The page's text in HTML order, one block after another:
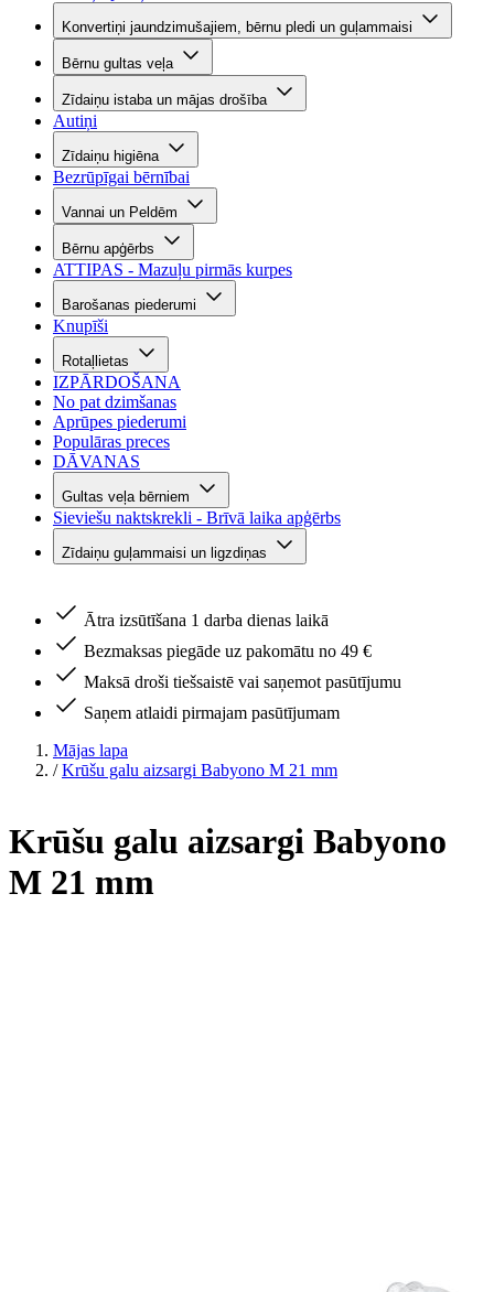
Konvertiņi jaundzimušajiem, bērnu pledi un guļammaisi
Bērnu gultas veļa
Zīdaiņu istaba un mājas drošība
Autiņi
Zīdaiņu higiēna
Bezrūpīgai bērnībai
Vannai un Peldēm
Bērnu apģērbs
ATTIPAS - Mazuļu pirmās kurpes
Barošanas piederumi
Knupīši
Rotaļlietas
IZPĀRDOŠANA
No pat dzimšanas
Aprūpes piederumi
Populāras preces
DĀVANAS
Gultas veļa bērniem
Sieviešu naktskrekli - Brīvā laika apģērbs
Zīdaiņu guļammaisi un ligzdiņas
Ātra izsūtīšana 1 darba dienas laikā
Bezmaksas piegāde uz pakomātu no 49 €
Maksā droši tiešsaistē vai saņemot pasūtījumu
Saņem atlaidi pirmajam pasūtījumam
Mājas lapa
/ Krūšu galu aizsargi Babyono M 21 mm
Krūšu galu aizsargi Babyono
M 21 mm